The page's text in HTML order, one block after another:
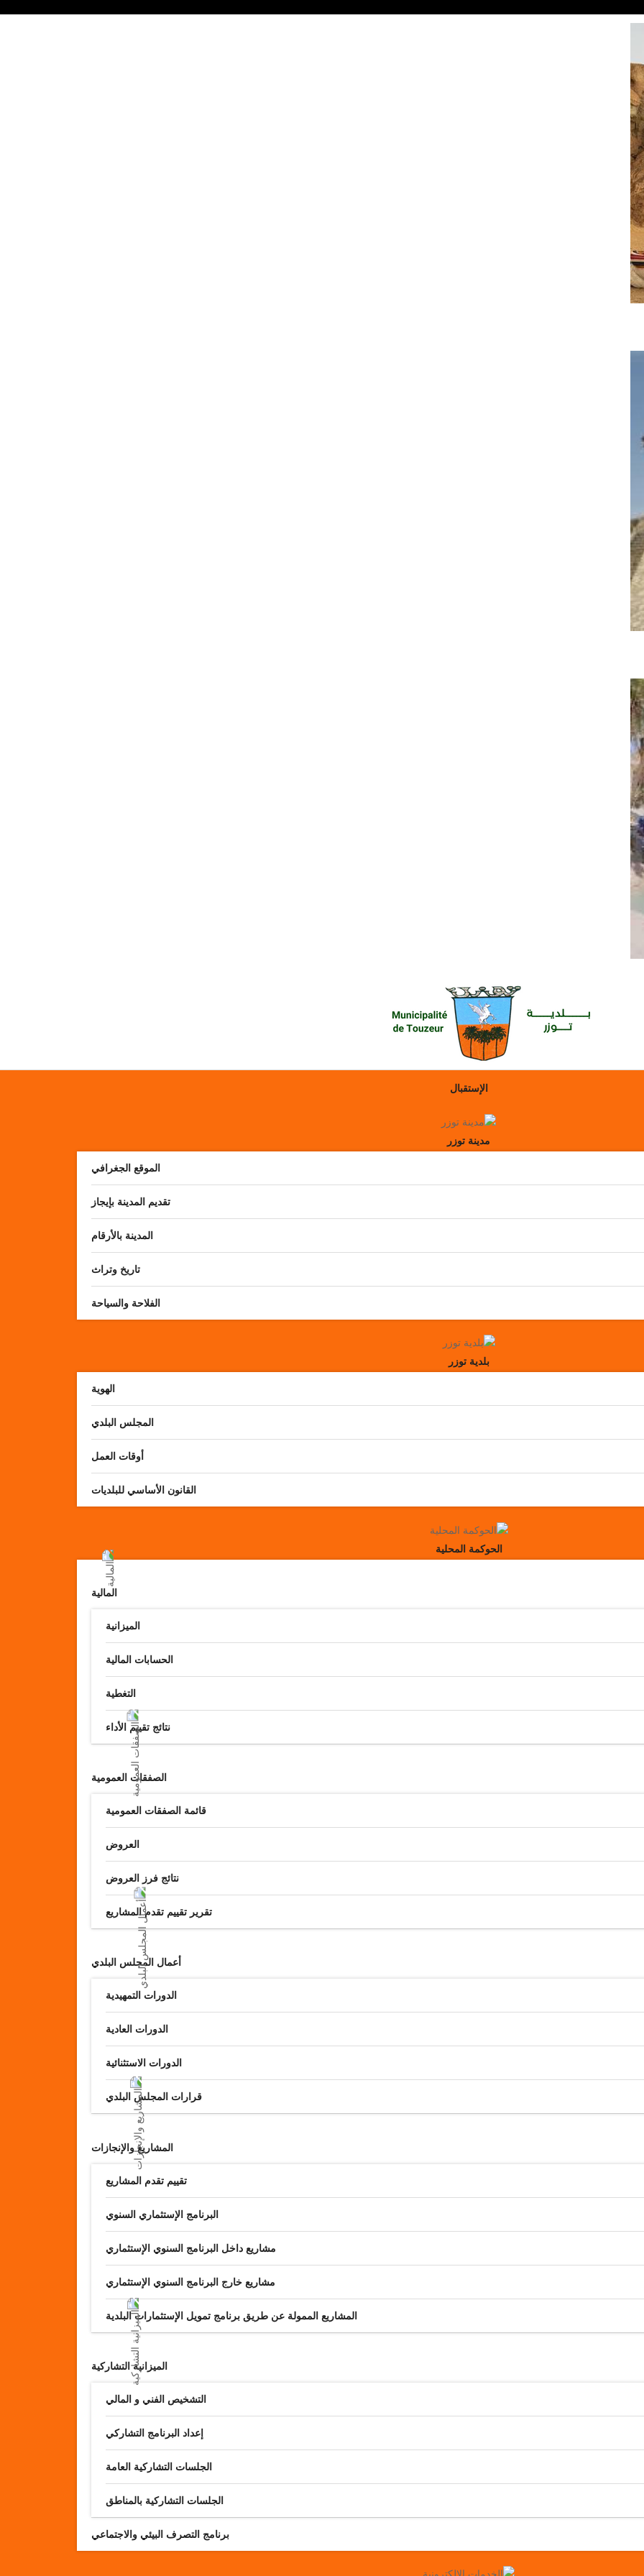
الإستقبال
مدينة توزر
الموقع الجغرافي
تقديم المدينة بإيجاز
المدينة بالأرقام
تاريخ وتراث
الفلاحة والسياحة
بلدية توزر
الهوية
المجلس البلدي
أوقات العمل
القانون الأساسي للبلديات
الحوكمة المحلية
المالية
الميزانية
الحسابات المالية
التغطية
نتائج تقييم الأداء
الصفقات العمومية
قائمة الصفقات العمومية
العروض
نتائج فرز العروض
تقرير تقييم تقدم المشاريع
أعمال المجلس البلدي
الدورات التمهيدية
الدورات العادية
الدورات الاستثنائية
قرارات المجلس البلدي
المشاريع والإنجازات
تقييم تقدم المشاريع
البرنامج الإستثماري السنوي
مشاريع داخل البرنامج السنوي الإستثماري
مشاريع خارج البرنامج السنوي الإستثماري
المشاريع الممولة عن طريق برنامج تمويل الإستثمارات البلدية
الميزانية التشاركية
التشخيص الفني و المالي
إعداد البرنامج التشاركي
الجلسات التشاركية العامة
الجلسات التشاركية بالمناطق
برنامج التصرف البيئي والاجتماعي